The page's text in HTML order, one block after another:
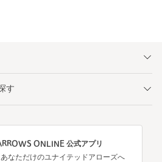
す
ONLINE 公式アプリ
なただけのユナイテッドアローズへ